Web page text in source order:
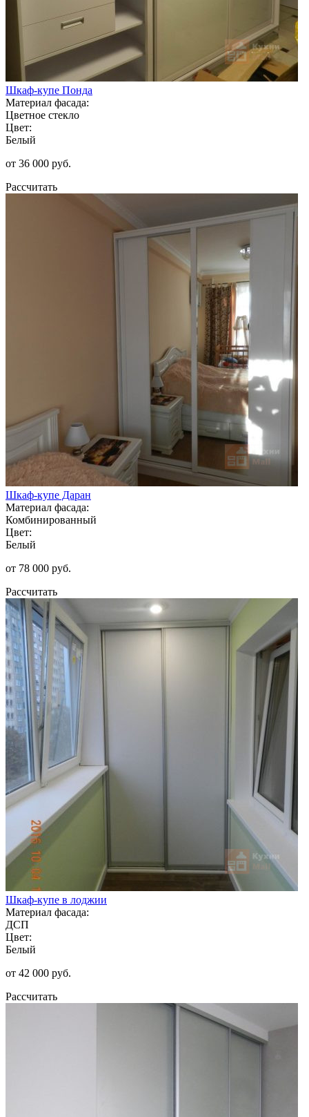
Шкаф-купе Понда
Материал фасада:
Цветное стекло
Цвет:
Белый
от 36 000 руб.
Рассчитать
Шкаф-купе Даран
Материал фасада:
Комбинированный
Цвет:
Белый
от 78 000 руб.
Рассчитать
Шкаф-купе в лоджии
Материал фасада:
ДСП
Цвет:
Белый
от 42 000 руб.
Рассчитать